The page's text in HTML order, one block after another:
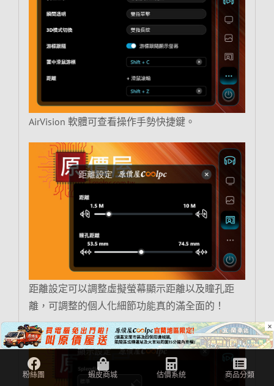
AirVision 軟體可查看操作手勢快捷鍵。
距離設定可以調整虛擬螢幕顯示距離以及瞳孔距
離，可調整的個人化細節功能真的滿全面的！
×